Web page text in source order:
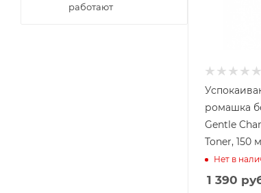
ромашка
Gentle
Toner, 150
Нет в
1 390
работают